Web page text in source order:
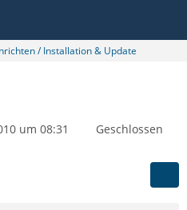
/ Installation & Update
um 08:31
Geschlossen